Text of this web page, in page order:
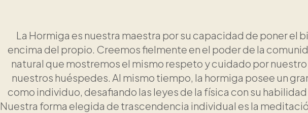
La Hormiga es nuestra maestra por su capacidad de poner el
encima del propio. Creemos fielmente en el poder de la
natural que mostremos el mismo respeto y cuidado por
nuestros huéspedes. Al mismo tiempo, la hormiga posee un
como individuo, desafiando las leyes de la física con su
Nuestra forma elegida de trascendencia individual es la